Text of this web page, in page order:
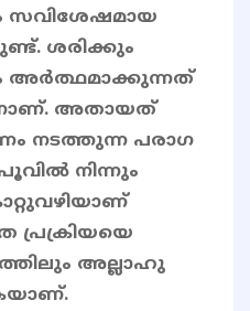
സവിശേഷമായ
ശരിക്കും
അർത്ഥമാക്കുന്നത്
അതായത്
നടത്തുന്ന പരാഗ
നിന്നും
പ്രക്രിയയെ
അല്ലാഹു